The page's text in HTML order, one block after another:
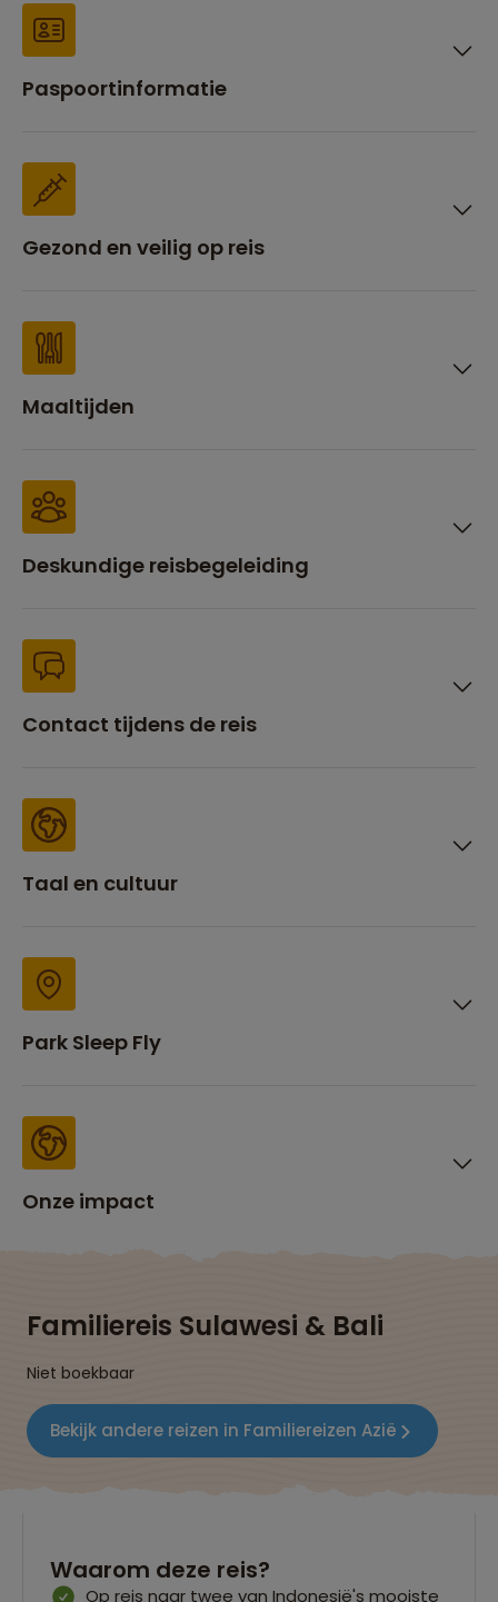
Paspoortinformatie
Gezond en veilig op reis
Maaltijden
Deskundige reisbegeleiding
Contact tijdens de reis
Taal en cultuur
Park Sleep Fly
Onze impact
Familiereis Sulawesi & Bali
Niet boekbaar
Bekijk andere reizen in Familiereizen Azië
Waarom deze reis?
Op reis naar twee van Indonesië's mooiste